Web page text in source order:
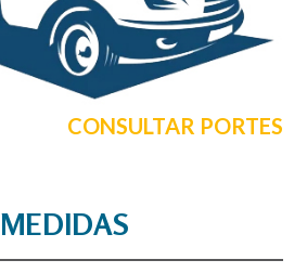
CONSULTAR PORTES
MEDIDAS